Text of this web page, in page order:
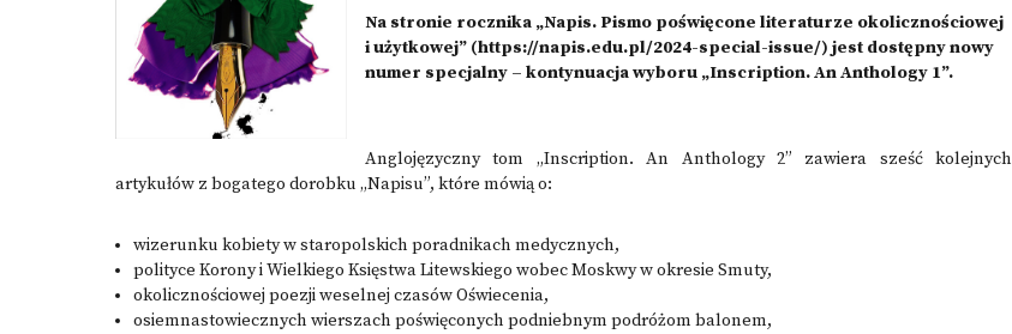
Na stronie rocznika „Napis. Pismo poświęcone literaturze okolicznościowej
i użytkowej” (https://napis.edu.pl/2024-special-issue/) jest dostępny nowy
numer specjalny – kontynuacja wyboru „Inscription. An Anthology 1”.
Anglojęzyczny tom „Inscription. An Anthology 2” zawiera sześć kolejnych
artykułów z bogatego dorobku „Napisu”, które mówią o:
wizerunku kobiety w staropolskich poradnikach medycznych,
polityce Korony i Wielkiego Księstwa Litewskiego wobec Moskwy w okresie Smuty,
okolicznościowej poezji weselnej czasów Oświecenia,
osiemnastowiecznych wierszach poświęconych podniebnym podróżom balonem,